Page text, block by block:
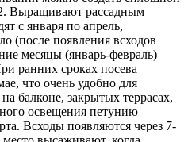
Выращивают рассадным
с января по апрель,
(после появления всходов
месяцы (январь-февраль)
ранних сроках посева
что очень удобно для
балконе, закрытых террасах,
освещения петунию
Всходы появляются через 7-